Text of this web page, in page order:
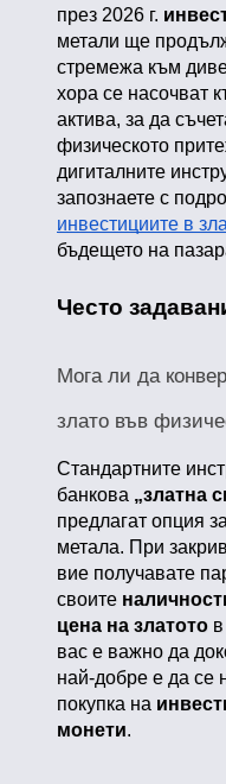
през 2026 г.
метали ще
стремежа към
хора се насочват
актива, за да
физическото
дигиталните
запознаете с
инвестициите в
бъдещето на
Често
Мога ли да
злато във
Стандартните
банкова „златна
предлагат опция
метала. При
вие получавате
своите
цена на златото
вас е важно да
най-добре е да се
покупка на
монети.